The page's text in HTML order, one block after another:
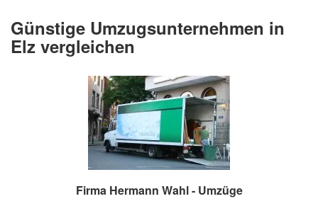
Günstige Umzugsunternehmen in
Elz vergleichen
Firma Hermann Wahl - Umzüge